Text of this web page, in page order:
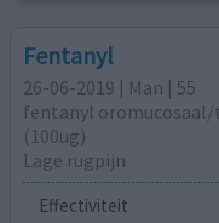
Fentanyl
26-06-2019 | Man | 55
fentanyl
(100ug)
Lage rugpijn
Effectiviteit